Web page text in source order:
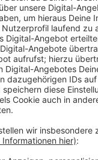
durch die
Manfort und
weitere Standorte
einen Beitrag
leisten.